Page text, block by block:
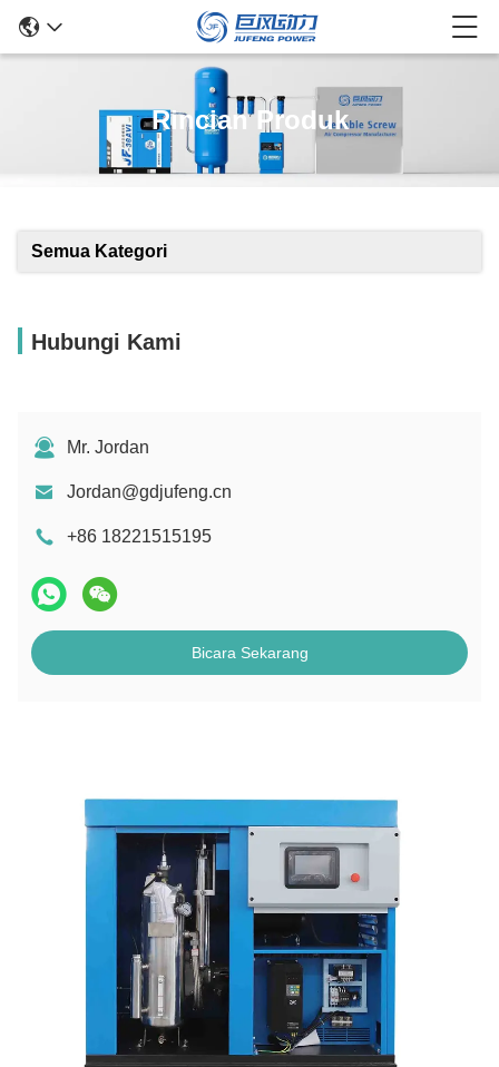
Rincian Produk
Semua Kategori
Hubungi Kami
Mr. Jordan
Jordan@gdjufeng.cn
+86 18221515195
Bicara Sekarang